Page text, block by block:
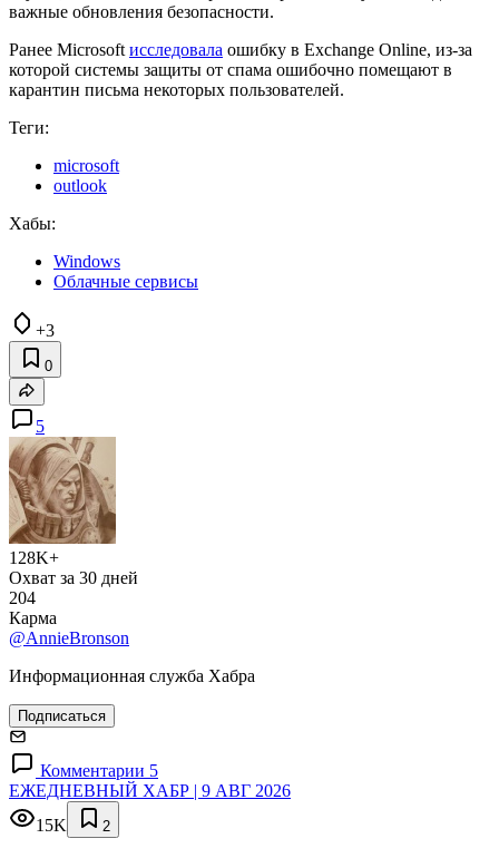
важные обновления безопасности.
Ранее Microsoft исследовала ошибку в Exchange Online, из-за
которой системы защиты от спама ошибочно помещают в
карантин письма некоторых пользователей.
Теги:
microsoft
outlook
Хабы:
Windows
Облачные сервисы
+3
0
5
128K+
Охват за 30 дней
204
Карма
@AnnieBronson
Информационная служба Хабра
Подписаться
Комментарии 5
ЕЖЕДНЕВНЫЙ ХАБР | 9 АВГ 2026
15K
2